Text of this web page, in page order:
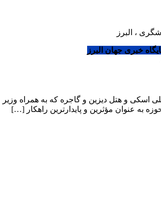
، البرز
خبری جهان البرز
۱۴۰۳ در بازدید از پیست بین‌المللی اسکی و هتل دیزین و
به عنوان مؤثرین و پایدارترین راهکار […]